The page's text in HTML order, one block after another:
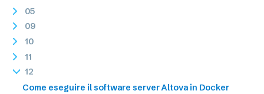
05
09
10
11
12
Come eseguire il software server Altova in Docker